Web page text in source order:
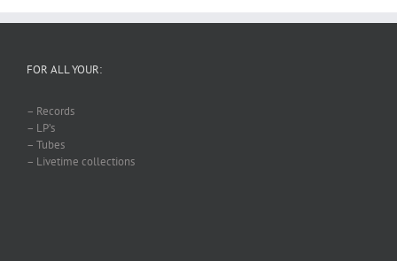
FOR ALL YOUR:
– Records
– LP’s
– Tubes
– Livetime collections